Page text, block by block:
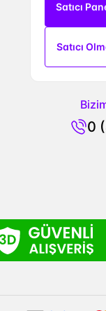
Satıcı
Satıcı
0